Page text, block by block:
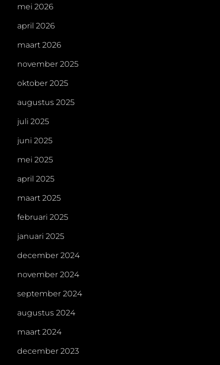
mei 2026
april 2026
maart 2026
november 2025
oktober 2025
augustus 2025
juli 2025
juni 2025
mei 2025
april 2025
maart 2025
februari 2025
januari 2025
december 2024
november 2024
september 2024
augustus 2024
maart 2024
december 2023